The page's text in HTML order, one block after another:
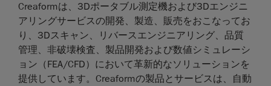
Creaformは、3Dポータブル測定機および3Dエンジニ
アリングサービスの開発、製造、販売をおこなってお
り、3Dスキャン、リバースエンジニアリング、品質
管理、非破壊検査、製品開発および数値シミュレーシ
ョン（FEA/CFD）において革新的なソリューションを
提供しています。Creaformの製品とサービスは、自動